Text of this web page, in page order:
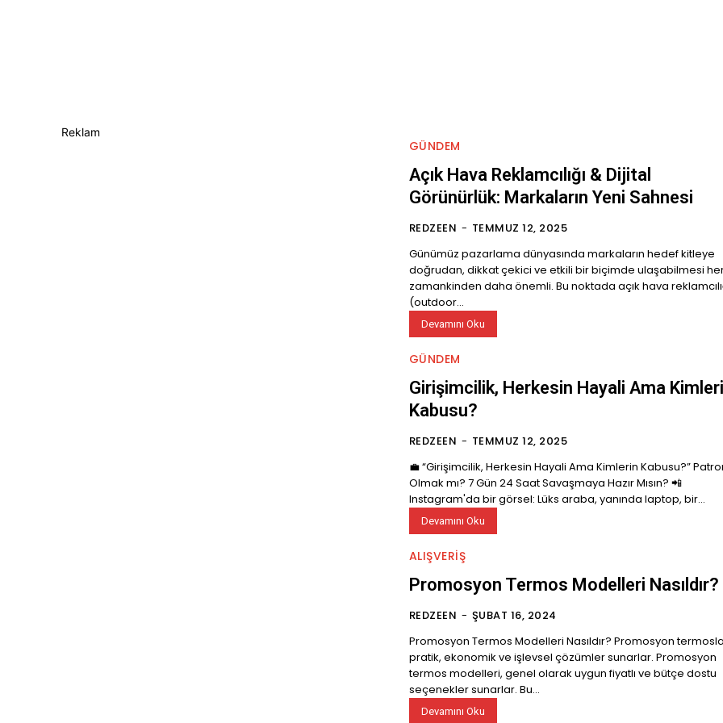
Reklam
GÜNDEM
Açık Hava Reklamcılığı & Dijital
Görünürlük: Markaların Yeni Sahnesi
REDZEEN - TEMMUZ 12, 2025
Günümüz pazarlama dünyasında markaların hedef kitleye
doğrudan, dikkat çekici ve etkili bir biçimde ulaşabilmesi
zamankinden daha önemli. Bu noktada açık hava
(outdoor...
Devamını Oku
GÜNDEM
Girişimcilik, Herkesin Hayali Ama
Kabusu?
REDZEEN - TEMMUZ 12, 2025
💼 “Girişimcilik, Herkesin Hayali Ama Kimlerin Kabusu?”
Olmak mı? 7 Gün 24 Saat Savaşmaya Hazır Mısın? 📲
Instagram'da bir görsel: Lüks araba, yanında laptop, bir...
Devamını Oku
ALIŞVERIŞ
Promosyon Termos Modelleri Nasıldır?
REDZEEN - ŞUBAT 16, 2024
Promosyon Termos Modelleri Nasıldır? Promosyon
pratik, ekonomik ve işlevsel çözümler sunarlar. Promosyon
termos modelleri, genel olarak uygun fiyatlı ve bütçe dostu
seçenekler sunarlar. Bu...
Devamını Oku